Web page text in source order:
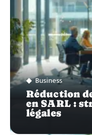
Business
Réduction
en SARL :
légales